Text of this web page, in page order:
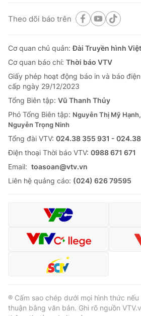
Giải sao mai
Âm nhạc
Du lịch
Làm đẹp
Chất lượng cuộc sống
Tuyển sinh
Học trực tuyến
Công nghệ
Hitech Công nghệ tương lai
Sản phẩm
Thị trường
Tư vấn
Giao lưu trực tuyến
Lịch phát sóng
Chuyên mục khác
Emagazine Podcast
Video
VTV Money
VTV Sức khoẻ Bất
Theo dõi báo trên
Cơ quan chủ quản:Đài Truyền hình
Cơ quan báo chí: Thời báo VTV
Giấy phép hoạt động báo in và báo
cấp ngày 29/12/2023
Tổng Biên tập: Vũ Thanh Thủy
Phó Tổng Biên tập: Nguyễn Thị Mỹ
Nguyễn Trọng Ninh
Tổng đài VTV: 024.38 355 931 -
Ðiện thoại Thời báo VTV: 0988 671 671
Email: toasoan@vtv.vn
Liên hệ quảng cáo: (024) 626 79595
® Cấm sao chép dưới mọi hình thức
thuận bằng văn bản. Ghi rõ nguồn